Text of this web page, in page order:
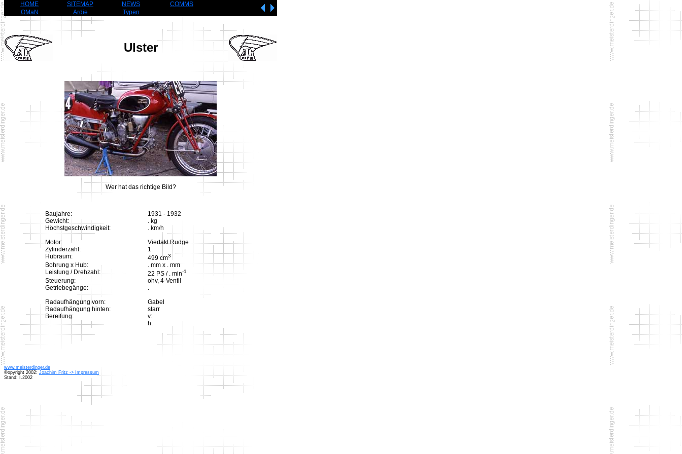
HOME SITEMAP NEWS
COMMS
OMaN
Ardie Typen
Ulster
Wer hat das richtige Bild?
Baujahre:
1931 - 1932
Gewicht:
. kg
Höchstgeschwindigkeit:
. km/h
Motor:
Viertakt Rudge
Zylinderzahl:
1
Hubraum:
499 cm3
Bohrung x Hub:
. mm x . mm
Leistung / Drehzahl:
22 PS / . min-1
Steuerung:
ohv, 4-Ventil
Getriebegänge:
.
Radaufhängung vorn:
Gabel
Radaufhängung hinten:
starr
Bereifung:
v:
h:
www.meisterdinger.de
©opyright 2002: Joachim Fritz -> Impressum
Stand: I.2002